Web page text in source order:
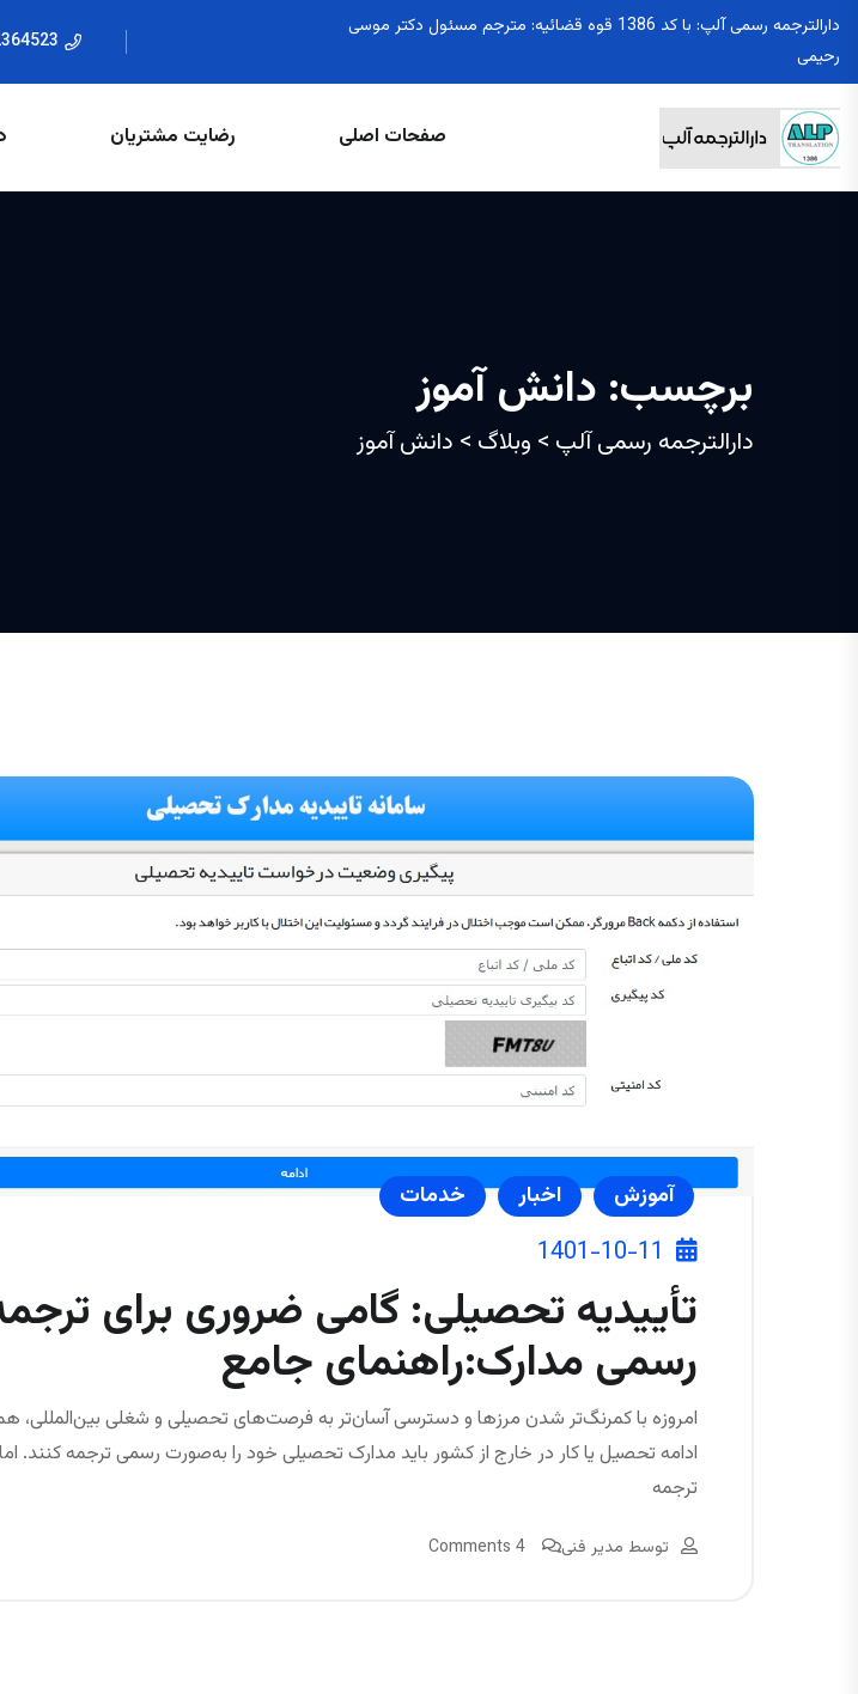
دارالترجمه رسمی آلپ: با کد 1386 قوه قضائیه: مترجم مسئول دکتر موسی
رحیمی
صفحات اصلی رضایت مشتریان
برچسب: دانش آموز
دارالترجمه رسمی آلپ > وبلاگ > دانش آموز
آموزش اخبار خدمات
1401-10-11
تأییدیه تحصیلی: گامی ضروری برای
رسمی مدارک:راهنمای جامع
امروزه با کمرنگ‌تر شدن مرزها و دسترسی آسان‌تر به فرصت‌های تحصیلی و شغلی بین‌المللی،
ادامه تحصیل یا کار در خارج از کشور باید مدارک تحصیلی خود را به‌صورت رسمی ترجمه کنند.
ترجمه
توسط مدیر فنی 4 Comments